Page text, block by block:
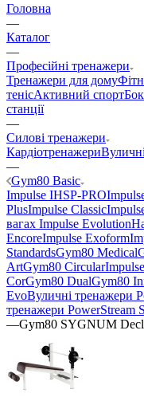
Головна
—
Каталог
—
Професійні тренажери
Тренажери для дому
тенісАктивний спорт
станції
—
Силові тренажери
Кардіотренажери
—
Gym80 Basic
Impulse IHSP-PRO
PlusImpulse Classic
вагах Impulse Evolution
EncoreImpulse Exoform
StandardsGym80 Medical
ArtGym80 Circular
CorGym80 DualGym80
EvoВуличні тренажери
тренажери PowerStream
—Gym80 SYGNUM